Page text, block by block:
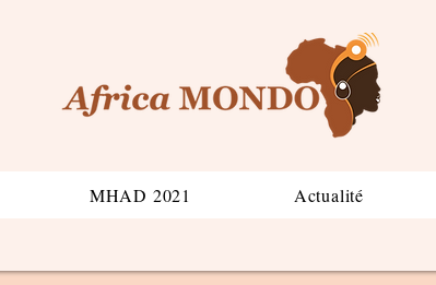
MHAD 2021 Actualité